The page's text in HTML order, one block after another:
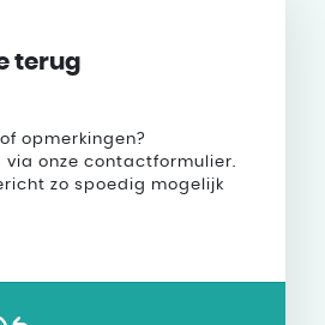
terug
opmerkingen?
via onze contactformulier.
zo spoedig mogelijk